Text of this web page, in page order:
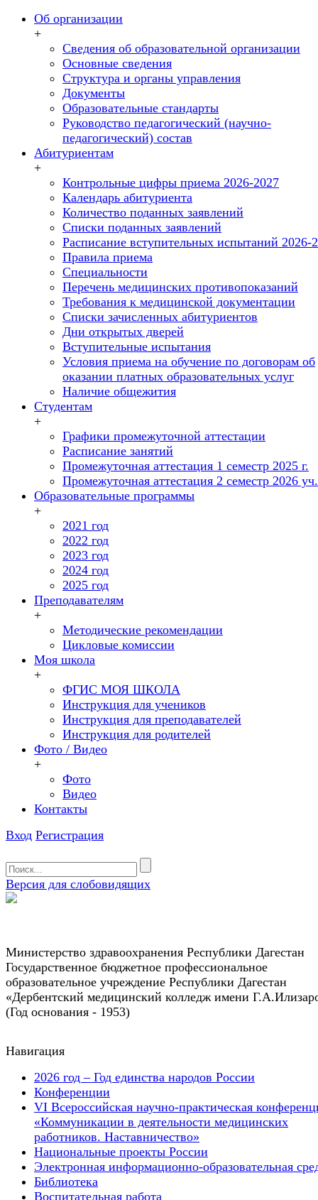
Об организации
+
Сведения об образовательной организации
Основные сведения
Структура и органы управления
Документы
Образовательные стандарты
Руководство педагогический (научно-
педагогический) состав
Абитуриентам
+
Контрольные цифры приема 2026-2027
Календарь абитуриента
Количество поданных заявлений
Списки поданных заявлений
Расписание вступительных испытаний 2026-
Правила приема
Специальности
Перечень медицинских противопоказаний
Требования к медицинской документации
Списки зачисленных абитуриентов
Дни открытых дверей
Вступительные испытания
Условия приема на обучение по договорам об
оказании платных образовательных услуг
Наличие общежития
Студентам
+
Графики промежуточной аттестации
Расписание занятий
Промежуточная аттестация 1 семестр 2025 г.
Промежуточная аттестация 2 семестр 2026
Образовательные программы
+
2021 год
2022 год
2023 год
2024 год
2025 год
Преподавателям
+
Методические рекомендации
Цикловые комиссии
Моя школа
+
ФГИС МОЯ ШКОЛА
Инструкция для учеников
Инструкция для преподавателей
Инструкция для родителей
Фото / Видео
+
Фото
Видео
Контакты
Вход Регистрация
Версия для слобовидящих
Министерство здравоохранения Республики Дагестан
Государственное бюджетное профессиональное
образовательное учреждение Республики Дагестан
«Дербентский медицинский колледж имени
(Год основания - 1953)
Навигация
2026 год – Год единства народов России
Конференции
VI Всероссийская научно-практическая
«Коммуникации в деятельности медицинских
работников. Наставничество»
Национальные проекты России
Электронная информационно-образовательная
Библиотека
Воспитательная работа